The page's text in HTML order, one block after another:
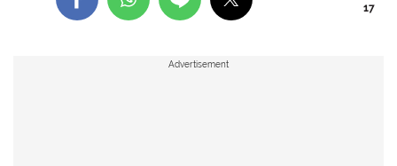
17
Advertisement